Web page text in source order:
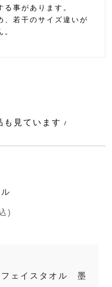
事があります。
、若干のサイズ違いが
も見ています
/
)
フェイスタオル 墨